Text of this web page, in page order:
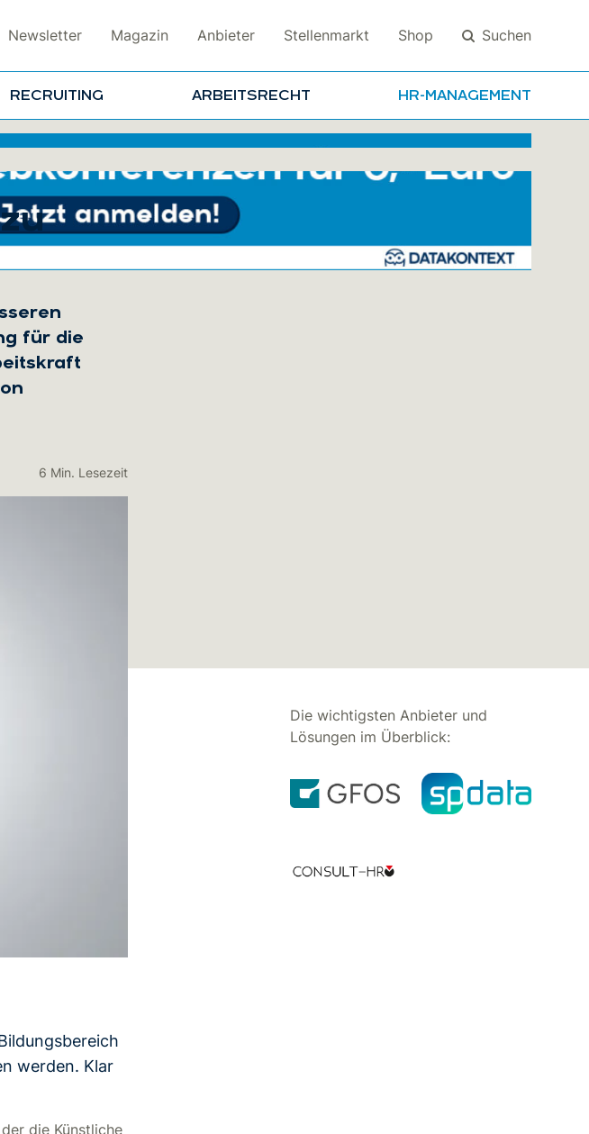
Newsletter Magazin Anbieter Stellenmarkt Shop Suchen
RECRUITING ARBEITSRECHT HR-MANAGEMENT
für die
6 Min. Lesezeit
werden. Klar
die Künstliche
Die wichtigsten Anbieter und
Lösungen im Überblick: